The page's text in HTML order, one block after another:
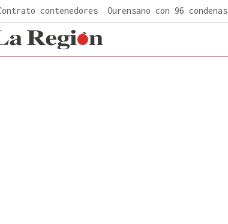
contenedores Ourensano con 96 condenas